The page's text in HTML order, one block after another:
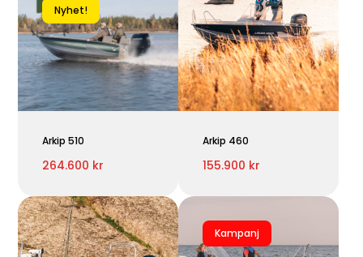
Nyhet!
Arkip 510
264.600 kr
Arkip 460
155.900 kr
Kampanj